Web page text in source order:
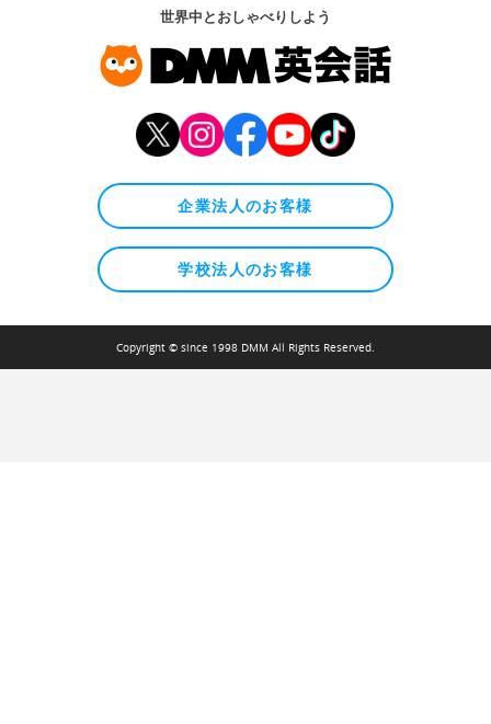
世界中とおしゃべりしよう
企業法人のお客様
学校法人のお客様
Copyright © since 1998 DMM All Rights Reserved.